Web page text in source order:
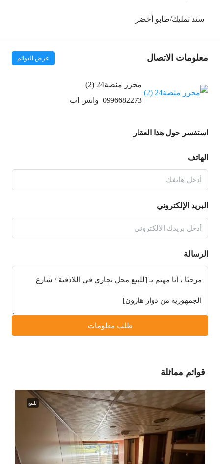
سند تمليك/طابو أخضر
معلومات الاتصال عرض القوائم
محرر منصة24 (2)
0996682273 واتس اب
استفسر حول هذا العقار
الهاتف
البريد الإلكتروني
الرسالة
طلب معلومات
قوائم مماثلة
للبيع